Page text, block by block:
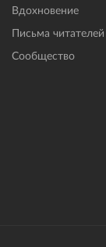
Вдохновение
Письма читателей
Сообщество